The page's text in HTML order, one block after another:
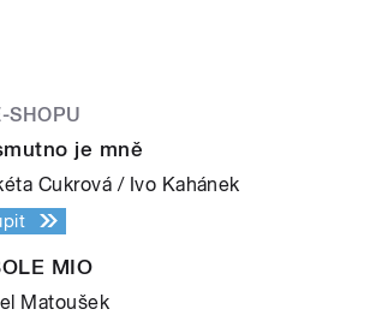
SHOPU
je mně
Cukrová / Ivo Kahánek
MIO
Matoušek